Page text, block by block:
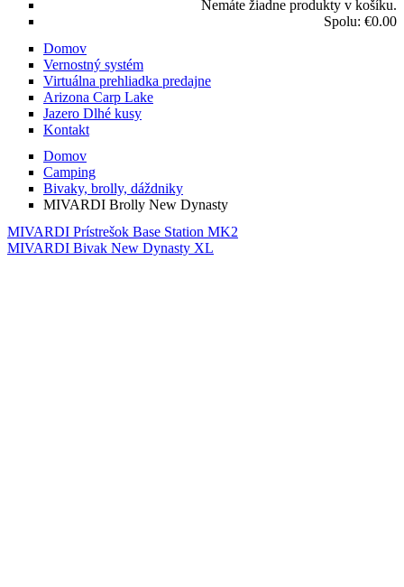
Nemáte žiadne produkty v košíku.
Spolu: €0.00
Domov
Vernostný systém
Virtuálna prehliadka predajne
Arizona Carp Lake
Jazero Dlhé kusy
Kontakt
Domov
Camping
Bivaky, brolly, dáždniky
MIVARDI Brolly New Dynasty
MIVARDI Prístrešok Base Station MK2
MIVARDI Bivak New Dynasty XL